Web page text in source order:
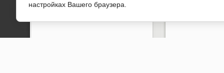
настройках Вашего браузера.